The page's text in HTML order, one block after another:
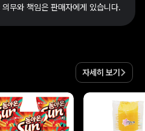
무와 책임은 판매자에게 있습니다.
자세히 보기